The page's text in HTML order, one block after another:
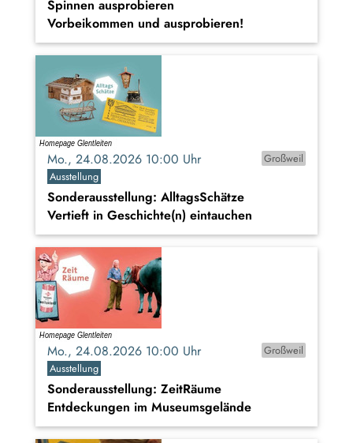
Spinnen ausprobieren
Vorbeikommen und ausprobieren!
Mo., 24.08.2026 10:00 Uhr
Großweil
Ausstellung
Sonderausstellung: AlltagsSchätze
Vertieft in Geschichte(n) eintauchen
Mo., 24.08.2026 10:00 Uhr
Großweil
Ausstellung
Sonderausstellung: ZeitRäume
Entdeckungen im Museumsgelände